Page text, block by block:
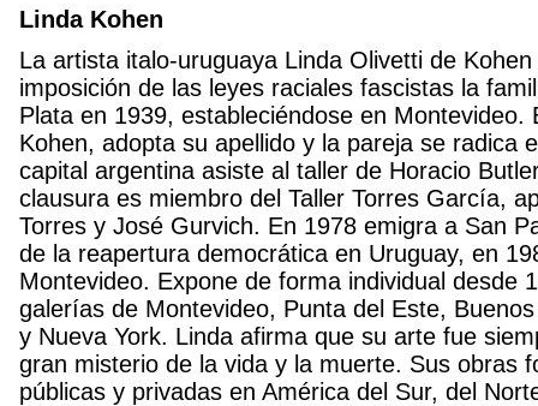
Linda Kohen
La artista italo-uruguaya Linda Olivetti de
imposición de las leyes raciales fascistas la
Plata en 1939, estableciéndose en Montevideo.
Kohen, adopta su apellido y la pareja se radica
capital argentina asiste al taller de Horacio
clausura es miembro del Taller Torres García,
Torres y José Gurvich. En 1978 emigra a San
de la reapertura democrática en Uruguay, en
Montevideo. Expone de forma individual desde
galerías de Montevideo, Punta del Este,
y Nueva York. Linda afirma que su arte fue
gran misterio de la vida y la muerte. Sus obras
públicas y privadas en América del Sur, del